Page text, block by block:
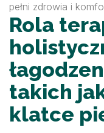
pełni zdrowia i
Rola
takich
klatce